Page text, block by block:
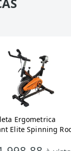
Ergometrica
Elite Spinning